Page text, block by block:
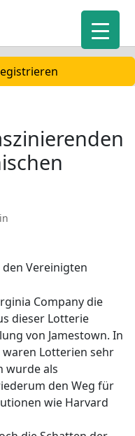
Vereinigten
Company die
dieser Lotterie
von Jamestown. In
Lotterien sehr
wurde als
den Weg für
wie Harvard